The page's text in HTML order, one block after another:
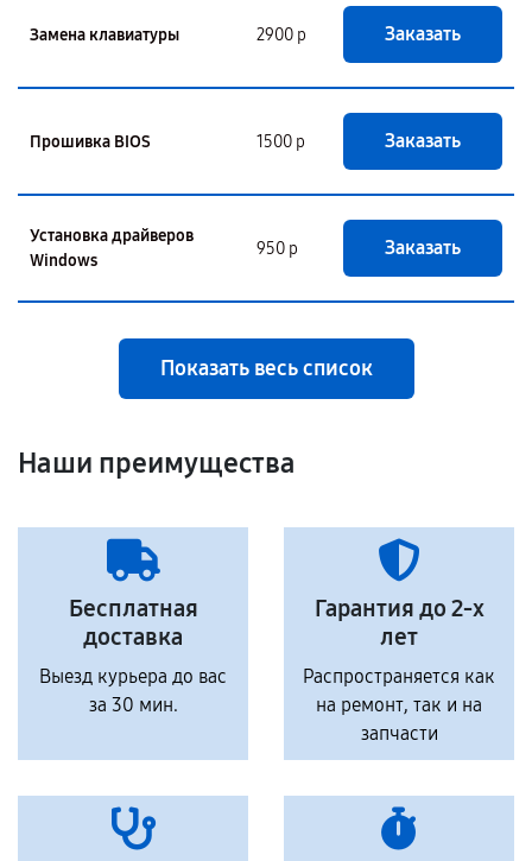
Замена клавиатуры 2900 р Заказать
Прошивка BIOS 1500 р Заказать
Установка драйверов
Windows
950 р Заказать
Показать весь список
Наши преимущества
Бесплатная
доставка
Выезд курьера до вас
за 30 мин.
Гарантия до 2-х
лет
Распространяется как
на ремонт, так и на
запчасти